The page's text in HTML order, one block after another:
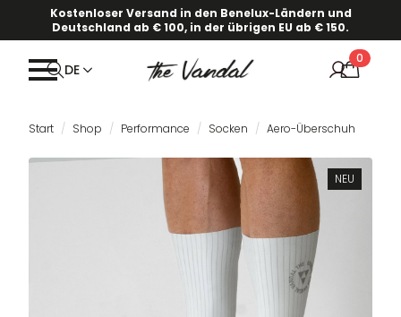
Kostenloser Versand in den Benelux-Ländern und
Deutschland ab € 100, in der übrigen EU ab € 150.
DE
0
Start Shop Performance Socken Aero-Überschuh
NEU